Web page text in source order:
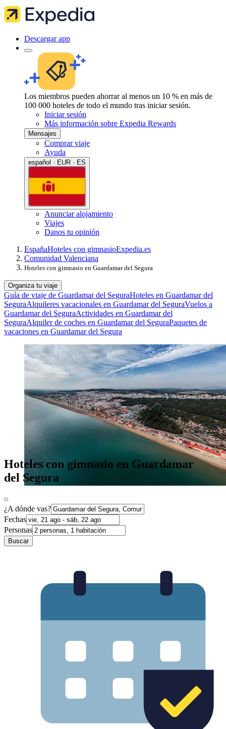
Descargar app
Los miembros pueden ahorrar al menos un 10 % en más de
100 000 hoteles de todo el mundo tras iniciar sesión.
Iniciar sesión
Más información sobre Expedia Rewards
Mensajes
Comprar viaje
Ayuda
español · EUR · ES
Anunciar alojamiento
Viajes
Danos tu opinión
EspañaHoteles con gimnasioExpedia.es
Comunidad Valenciana
Hoteles con gimnasio en Guardamar del Segura
Organiza tu viaje
Guía de viaje de Guardamar del SeguraHoteles en Guardamar del
SeguraAlquileres vacacionales en Guardamar del SeguraVuelos a
Guardamar del SeguraActividades en Guardamar del
SeguraAlquiler de coches en Guardamar del SeguraPaquetes de
vacaciones en Guardamar del Segura
Hoteles con gimnasio en Guardamar
del Segura
¿A dónde vas?
Fechas
Personas
Buscar